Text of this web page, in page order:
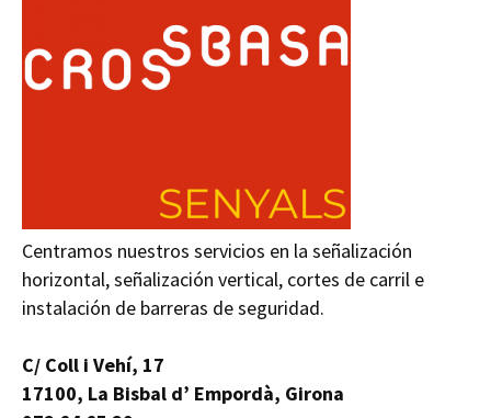
Centramos nuestros servicios en la señalización
horizontal, señalización vertical, cortes de carril e
instalación de barreras de seguridad.
C/ Coll i Vehí, 17
17100, La Bisbal d’ Empordà, Girona